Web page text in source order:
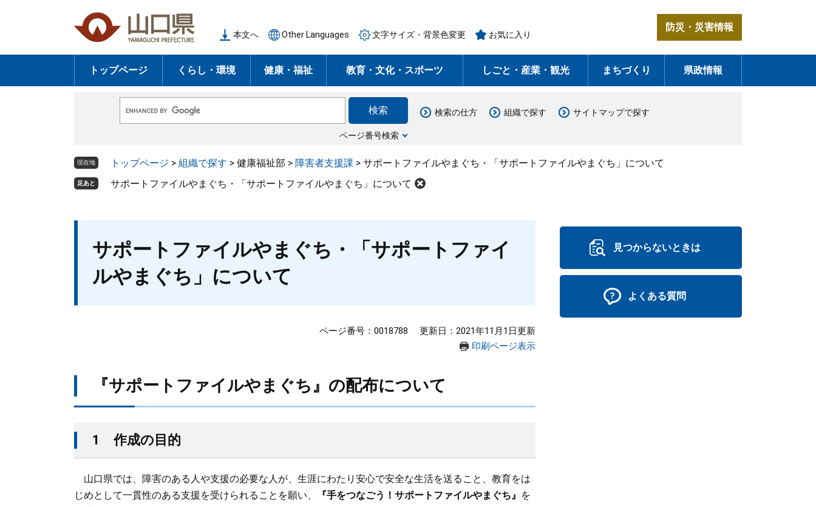
の
頭
ー
飛
本文へ Other Languages 文字サイズ・背景色変更 お気に入り
防災・災害情報
トップページ くらし・環境 健康・福祉 教育・文化・スポーツ しごと・産業・観光 まちづくり 県政情報
o
e
ス
ページ番号検索
検索の仕方 組織で探す サイトマップで探す
現在地 トップページ > 組織で探す > 健康福祉部 > 障害者支援課 > サポートファイルやまぐち・「サポートファイルやまぐち」について
足あと サポートファイルやまぐち・「サポートファイルやまぐち」について
サポートファイルやまぐち・「サポートファイ
ルやまぐち」について
ページ番号：0018788
更新日：2021年11月1日更新
印刷ページ表示
​『サポートファイルやまぐち』の配布について
1 作成の目的
山口県では、障害のある人や支援の必要な人が、生涯にわたり安心で安全な生活を送ること、教育をは
じめとして一貫性のある支援を受けられることを願い、
『手をつなごう！サポートファイルやまぐち』 を
見つからないときは
よくある質問